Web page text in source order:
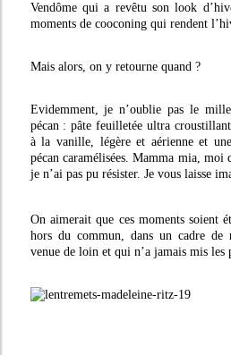
Vendôme qui a revêtu son look
moments de cooconing qui rendent
Mais alors, on y retourne quand ?
Evidemment, je n’oublie pas le
pécan : pâte feuilletée ultra
à la vanille, légère et aérienne et
pécan caramélisées. Mamma mia, moi
je n’ai pas pu résister. Je vous laisse
On aimerait que ces moments soient
hors du commun, dans un cadre de
venue de loin et qui n’a jamais mis les